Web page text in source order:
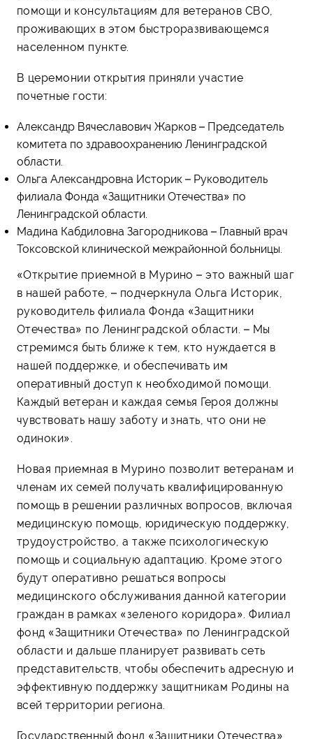
помощи и консультациям для ветеранов СВО,
проживающих в этом быстроразвивающемся
населенном пункте.
В церемонии открытия приняли участие
почетные гости:
Александр Вячеславович Жарков – Председатель
комитета по здравоохранению Ленинградской
области.
Ольга Александровна Историк – Руководитель
филиала Фонда «Защитники Отечества» по
Ленинградской области.
Мадина Кабдиловна Загородникова – Главный врач
Токсовской клинической межрайонной больницы.
«Открытие приемной в Мурино – это важный шаг
в нашей работе, – подчеркнула Ольга Историк,
руководитель филиала Фонда «Защитники
Отечества» по Ленинградской области. – Мы
стремимся быть ближе к тем, кто нуждается в
нашей поддержке, и обеспечивать им
оперативный доступ к необходимой помощи.
Каждый ветеран и каждая семья Героя должны
чувствовать нашу заботу и знать, что они не
одиноки».
Новая приемная в Мурино позволит ветеранам и
членам их семей получать квалифицированную
помощь в решении различных вопросов, включая
медицинскую помощь, юридическую поддержку,
трудоустройство, а также психологическую
помощь и социальную адаптацию. Кроме этого
будут оперативно решаться вопросы
медицинского обслуживания данной категории
граждан в рамках «зеленого коридора». Филиал
фонд «Защитники Отечества» по Ленинградской
области и дальше планирует развивать сеть
представительств, чтобы обеспечить адресную и
эффективную поддержку защитникам Родины на
всей территории региона.
Государственный фонд «Защитники Отечества»